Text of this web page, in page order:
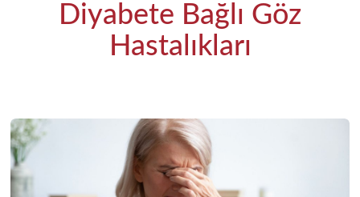
Diyabete Bağlı Göz
Hastalıkları